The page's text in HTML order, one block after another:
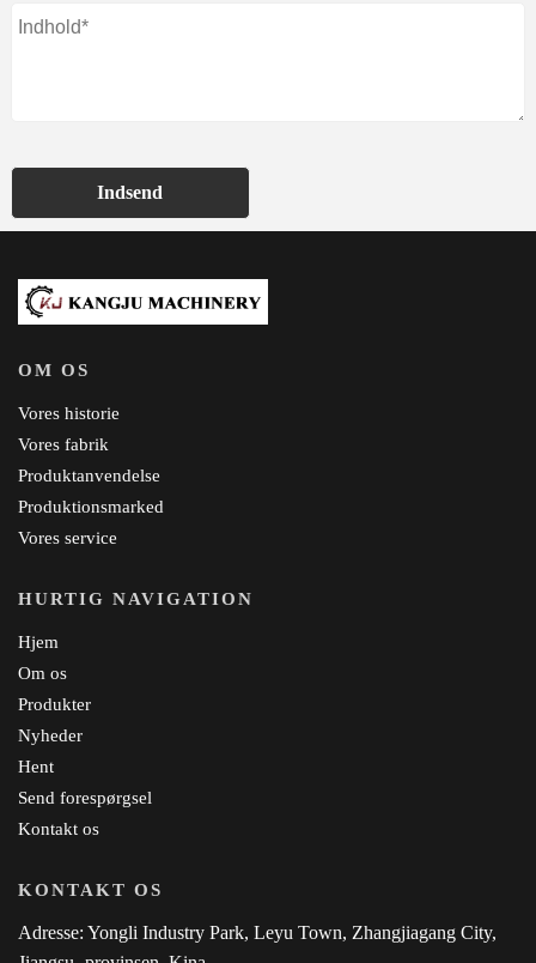
Indsend
OM OS
Vores historie
Vores fabrik
Produktanvendelse
Produktionsmarked
Vores service
HURTIG NAVIGATION
Hjem
Om os
Produkter
Nyheder
Hent
Send forespørgsel
Kontakt os
KONTAKT OS
Adresse: Yongli Industry Park, Leyu Town, Zhangjiagang City,